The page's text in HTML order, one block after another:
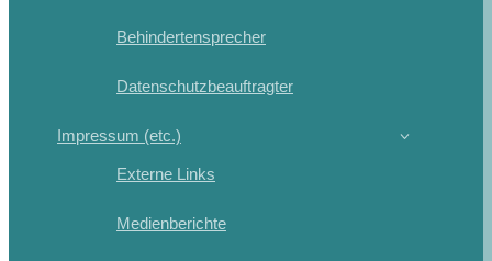
Behindertensprecher
Datenschutzbeauftragter
Impressum (etc.)
Externe Links
Medienberichte